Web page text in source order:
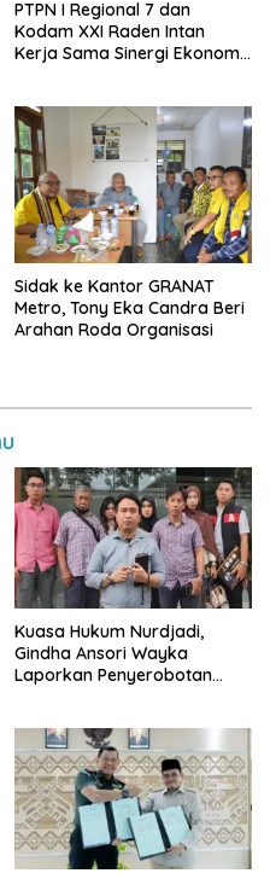
PTPN I Regional 7 dan
Kodam XXI Raden Intan
Kerja Sama Sinergi Ekonomi
‎Sidak ke Kantor GRANAT
Metro, Tony Eka Candra Beri
Arahan Roda Organisasi
Kuasa Hukum Nurdjadi,
Gindha Ansori Wayka
Laporkan Penyerobotan